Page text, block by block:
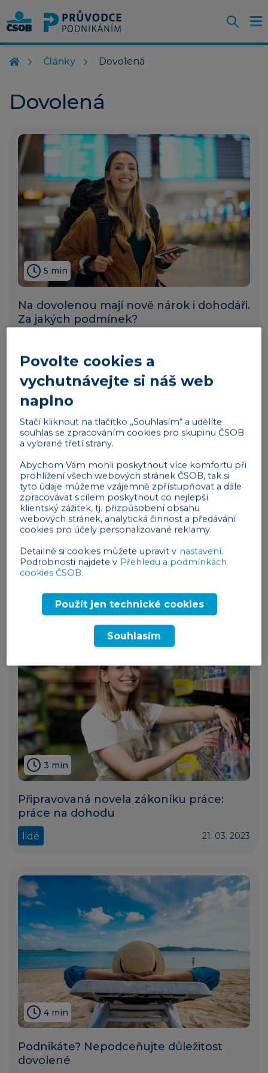
Články Dovolená
Dovolená
5 min
Na dovolenou mají nově nárok i dohodáři.
Za jakých podmínek?
7 min
Sabatikl aneb pracovní volno v řádech
několika měsíců i pro podnikatele
3 min
Připravovaná novela zákoníku práce:
práce na dohodu
lidé 21. 03. 2023
4 min
Podnikáte? Nepodceňujte důležitost
dovolené
Povolte cookies a
vychutnávejte si náš web
naplno
Stačí kliknout na tlačítko „Souhlasím“ a udělíte
souhlas se zpracováním cookies pro skupinu ČSOB
a vybrané třetí strany.
Abychom Vám mohli poskytnout více komfortu při
prohlížení všech webových stránek ČSOB, tak si
tyto údaje můžeme vzájemně zpřístupňovat a dále
zpracovávat s cílem poskytnout co nejlepší
klientský zážitek, tj. přizpůsobení obsahu
webových stránek, analytická činnost a předávání
cookies pro účely personalizované reklamy.
Detailně si cookies můžete upravit v nastavení.
Podrobnosti najdete v Přehledu a podmínkách
cookies ČSOB.
Použít jen technické cookies
Souhlasím